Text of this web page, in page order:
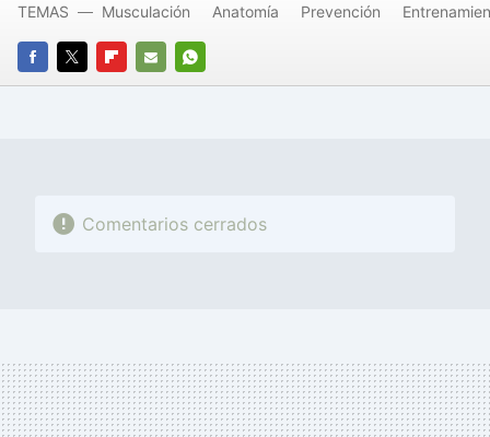
FACEBOOK
TWITTERFLIPBOARD
E-
WHATSAPP
TEMAS Musculación Anatomía Prevención
Comentarios cerrados